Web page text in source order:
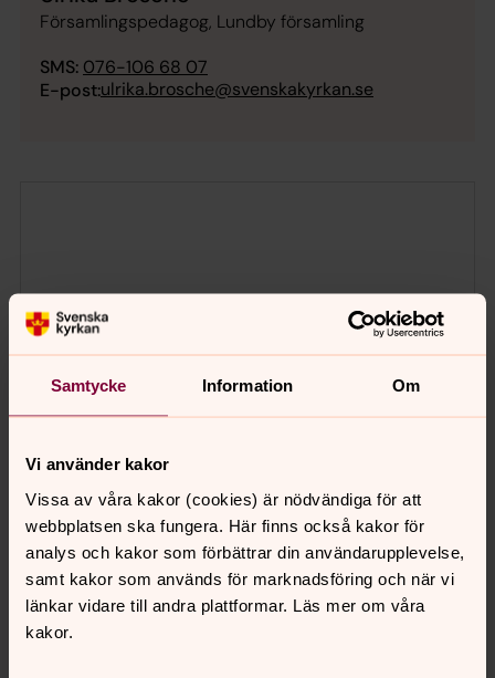
Samtycke Information Om
Vi använder kakor
Vissa av våra kakor (cookies) är nödvändiga för att
webbplatsen ska fungera. Här finns också kakor för
analys och kakor som förbättrar din användarupplevelse,
samt kakor som används för marknadsföring och när vi
länkar vidare till andra plattformar. Läs mer om våra
kakor.
Församlingspedagog, Lundby församling
SMS: 076-106 68 07
E-post:ulrika.brosche@svenskakyrkan.se